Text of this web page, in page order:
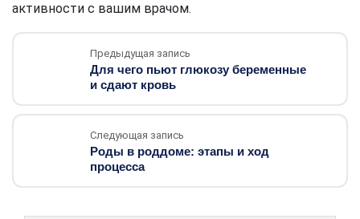
активности с вашим врачом.
Предыдущая запись
Для чего пьют глюкозу беременные
и сдают кровь
Следующая запись
Роды в роддоме: этапы и ход
процесса